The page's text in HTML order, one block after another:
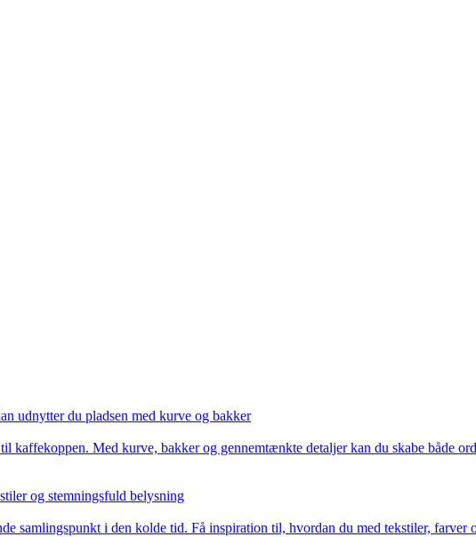
udnytter du pladsen med kurve og bakker
kaffekoppen. Med kurve, bakker og gennemtænkte detaljer kan du skabe både
og stemningsfuld belysning
samlingspunkt i den kolde tid. Få inspiration til, hvordan du med tekstiler,